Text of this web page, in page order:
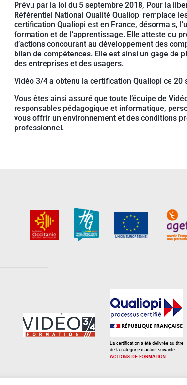
Prévu par la loi du 5 septembre 2018, Pour la
Référentiel National Qualité Qualiopi remplace
certification Qualiopi est en France, désormais,
formation et de l’apprentissage. Elle atteste du
d’actions concourant au développement des
bilan de compétences. Elle est ainsi un gage de
des entreprises et des usagers.
Vidéo 3/4 a obtenu la certification Qualiopi ce 20
Vous êtes ainsi assuré que toute l’équipe de
responsables pédagogique et informatique,
vous offrir un environnement et des conditions
professionnel.